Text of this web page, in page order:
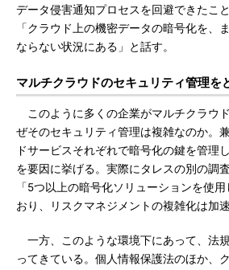
データ侵害通知プロセスを回避できたこ
「クラウド上の機密データの暗号化を、
ならない状況にある」と話す。
マルチクラウドのセキュリティ管理を
このように多くの企業がマルチクラウ
ぜそのセキュリティ管理は複雑なのか。
ドサービスそれぞれで暗号化の鍵を管理
を要因に挙げる。実際にタレスの別の調
「5つ以上の暗号化ソリューションを使
おり、リスクマネジメントの複雑化は加速
一方、このような環境下にあって、法
ってきている。個人情報保護法のほか、